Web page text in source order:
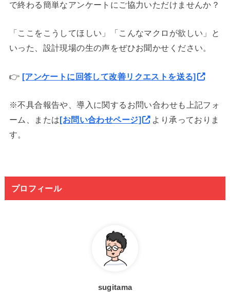
で終わる簡単なアンケートにご協力いただけませんか？
「ここをこうしてほしい」「こんなマクロが欲しい」と
いった、設計現場の生の声をぜひお聞かせください。
👉 [アンケートに回答して改善リクエストを送る]
※不具合報告や、導入に関するお問い合わせも上記フォ
ーム、または[お問い合わせページ]
より承っておりま
す。
プロフィール
sugitama